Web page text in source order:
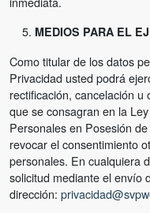
MEDIOS PARA EL
Como titular de los datos
Privacidad usted podrá
rectificación, cancelación
que se consagran en la
Personales en Posesión
revocar el consentimiento
personales. En cualquiera
solicitud mediante el envío
dirección: